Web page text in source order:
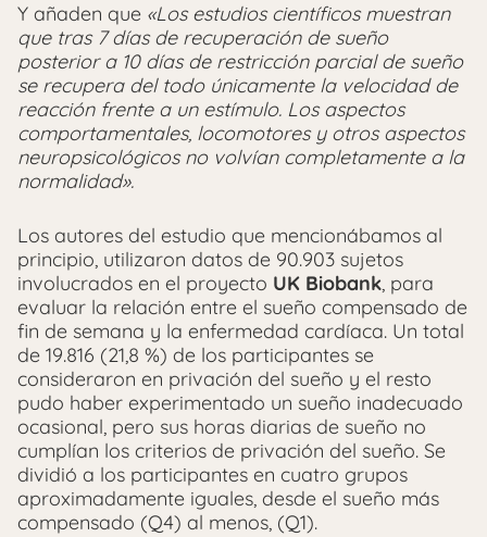
Y añaden que «Los estudios científicos muestran
que tras 7 días de recuperación de sueño
posterior a 10 días de restricción parcial de sueño
se recupera del todo únicamente la velocidad de
reacción frente a un estímulo. Los aspectos
comportamentales, locomotores y otros aspectos
neuropsicológicos no volvían completamente a la
normalidad».
Los autores del estudio que mencionábamos al
principio, utilizaron datos de 90.903 sujetos
involucrados en el proyecto UK Biobank, para
evaluar la relación entre el sueño compensado de
fin de semana y la enfermedad cardíaca. Un total
de 19.816 (21,8 %) de los participantes se
consideraron en privación del sueño y el resto
pudo haber experimentado un sueño inadecuado
ocasional, pero sus horas diarias de sueño no
cumplían los criterios de privación del sueño. Se
dividió a los participantes en cuatro grupos
aproximadamente iguales, desde el sueño más
compensado (Q4) al menos, (Q1).